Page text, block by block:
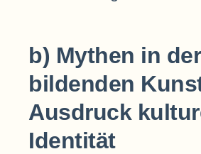
b) Mythen in der
bildenden
Ausdruck
Identität